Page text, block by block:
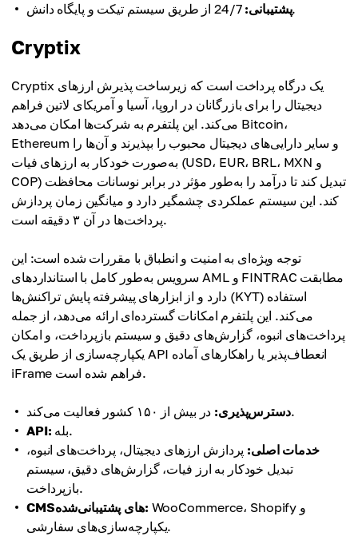
پشتیبانی:24/7 از طریق سیستم تیکت و پایگاه دانش.
Cryptix
Cryptix یک درگاه پرداخت است که زیرساخت پذیرش ارزهای
دیجیتال را برای بازرگانان در اروپا، آسیا و آمریکای لاتین فراهم
می‌کند. این پلتفرم به شرکت‌ها امکان می‌دهد Bitcoin،
Ethereum و سایر دارایی‌های دیجیتال محبوب را بپذیرند و آن‌ها را
به‌صورت خودکار به ارزهای فیات (USD، EUR، BRL، MXN و
COP) تبدیل کند تا درآمد را به‌طور مؤثر در برابر نوسانات محافظت
کند. این سیستم عملکردی چشمگیر دارد و میانگین زمان پردازش
پرداخت‌ها در آن ۳ دقیقه است.
توجه ویژه‌ای به امنیت و انطباق با مقررات شده است: این
سرویس به‌طور کامل با استانداردهای AML و FINTRAC مطابقت
دارد و از ابزارهای پیشرفته پایش تراکنش‌ها (KYT) استفاده
می‌کند. این پلتفرم امکانات گسترده‌ای ارائه می‌دهد، از جمله
پرداخت‌های انبوه، گزارش‌های دقیق و سیستم بازپرداخت، و امکان
یکپارچه‌سازی از طریق یک API انعطاف‌پذیر یا راهکارهای آماده
iFrame فراهم شده است.
دسترس‌پذیری:در بیش از ۱۵۰ کشور فعالیت می‌کند.
API:
بله.
خدمات اصلی: پردازش ارزهای دیجیتال، پرداخت‌های انبوه،
تبدیل خودکار به ارز فیات، گزارش‌های دقیق، سیستم
بازپرداخت.
CMS‌های پشتیبانی‌شده: WooCommerce، Shopify و
یکپارچه‌سازی‌های سفارشی.